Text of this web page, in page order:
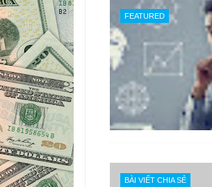
FEATURED
BÀI VIẾT CHIA SẺ